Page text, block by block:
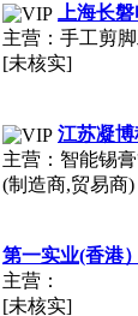
上海长
主营：手工剪
[未核实]
江苏凝博
主营：智能锡
(制造商,贸易商
第一实业(香港
主营：
[未核实]